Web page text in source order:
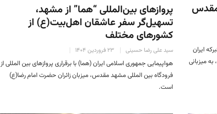
مقدس
ایران
اسلامی در روزهای چهارشنبه و پنج‌شنبه، ۱۲ و ۱۳ آذرماه ۱۴۰۴، به میزبانی
پروازهای بین‌المللی “هما” از مشهد،
تسهیل‌گر سفر عاشقان اهل‌بیت(ع) از
کشورهای مختلف
سید علی رضا حسینی ۲۳ فروردین ۱۴۰۴
هواپیمایی جمهوری اسلامی ایران (هما) با برقراری پروازهای بین المللی از
فرودگاه بین المللی مشهد مقدس، میزبان زائران حضرت امام رضا(ع)
است.